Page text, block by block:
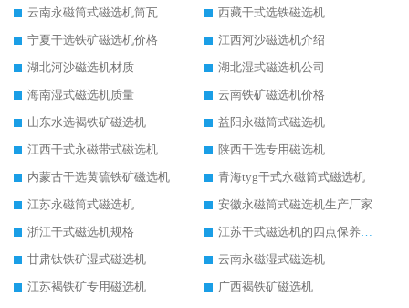
云南永磁筒式磁选机筒瓦
西藏干式选铁磁选机
宁夏干选铁矿磁选机价格
江西河沙磁选机介绍
湖北河沙磁选机材质
湖北湿式磁选机公司
海南湿式磁选机质量
云南铁矿磁选机价格
山东水选褐铁矿磁选机
益阳永磁筒式磁选机
江西干式永磁带式磁选机
陕西干选专用磁选机
内蒙古干选黄硫铁矿磁选机
青海tyg干式永磁筒式磁选机
江苏永磁筒式磁选机
安徽永磁筒式磁选机生产厂家
浙江干式磁选机规格
江苏干式磁选机的四点保养秘籍
甘肃钛铁矿湿式磁选机
云南永磁湿式磁选机
江苏褐铁矿专用磁选机
广西褐铁矿磁选机